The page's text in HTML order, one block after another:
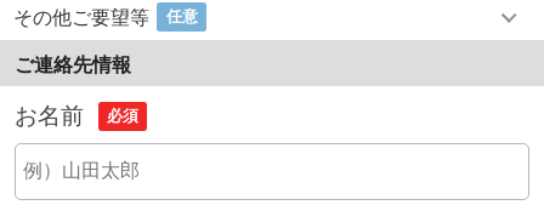
その他ご要望等 任意
ご連絡先情報
お名前 必須